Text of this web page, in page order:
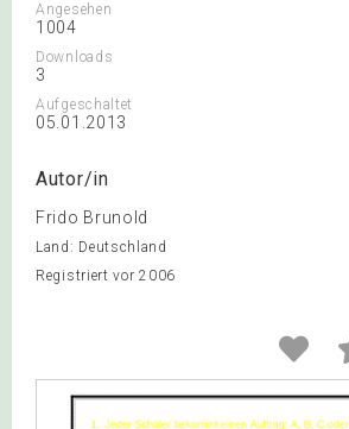
Angesehen
1004
Downloads
3
Aufgeschaltet
05.01.2013
Autor/in
Frido Brunold
Land: Deutschland
Registriert vor 2006